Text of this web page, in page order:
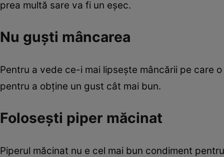
prea multă sare va fi un eşec.
Nu guşti mâncarea
Pentru a vede ce-i mai lipseşte mâncării pe care
pentru a obţine un gust cât mai bun.
Foloseşti piper măcinat
Piperul măcinat nu e cel mai bun condiment